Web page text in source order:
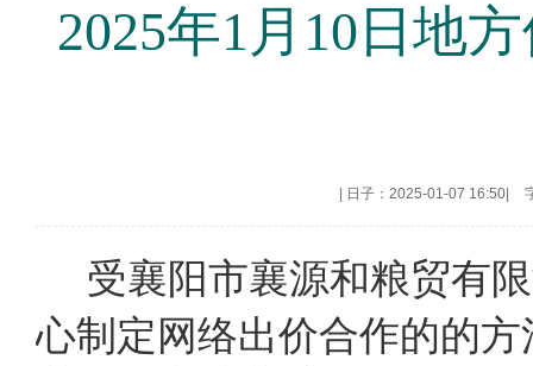
2025年1月10日地
日子：2025-01-07 16:50
受襄阳市襄源和粮贸有
心制定网络出价合作的的